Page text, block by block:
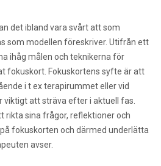
det ibland vara svårt att som
som modellen föreskriver. Utifrån ett
ihåg målen och teknikerna för
fokuskort. Fokuskortens syfte är att
i t ex terapirummet eller vid
att sträva efter i aktuell fas.
rikta sina frågor, reflektioner och
fokuskorten och därmed underlätta
avser.